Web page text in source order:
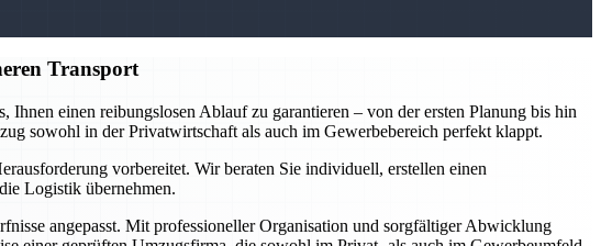
Transport
einen reibungslosen Ablauf zu garantieren – von der ersten Planung bis hin
sowohl in der Privatwirtschaft als auch im Gewerbebereich perfekt klappt.
vorbereitet. Wir beraten Sie individuell, erstellen einen
Logistik übernehmen.
angepasst. Mit professioneller Organisation und sorgfältiger Abwicklung